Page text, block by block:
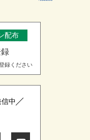
配布
録ください
中